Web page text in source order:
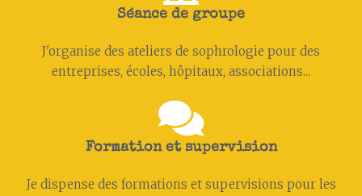
Séance de groupe
J'organise des ateliers de sophrologie pour des
entreprises, écoles, hôpitaux, associations...
Formation et supervision
Je dispense des formations et supervisions pour les